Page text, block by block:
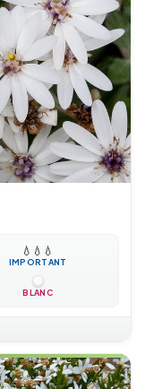
💧 💧 💧
IMPORTANT
BLANC